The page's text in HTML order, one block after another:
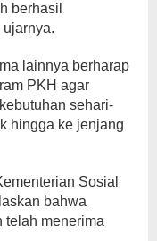
berhasil
ujarnya.
lainnya berharap
PKH agar
sehari-
hingga ke jenjang
Sosial
bahwa
telah menerima